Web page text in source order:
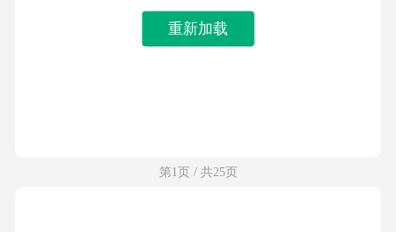
重新加载
第1页 / 共25页